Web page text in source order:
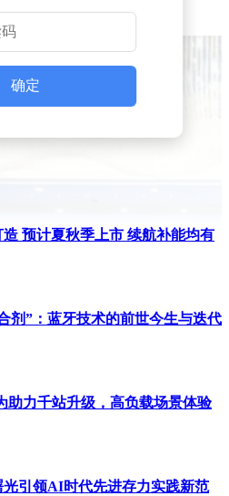
确定
预计夏秋季上市 续航补能均有
剂”：蓝牙技术的前世今生与迭代
助力千站升级，高负载场景体验
引领AI时代先进存力实践新范